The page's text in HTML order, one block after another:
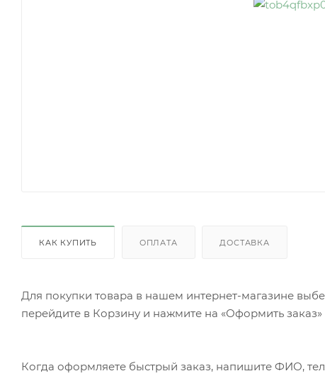
КАК КУПИТЬ ОПЛАТА ДОСТАВКА
Для покупки товара в нашем интернет-магазине
перейдите в Корзину и нажмите на «Оформить заказ»
Когда оформляете быстрый заказ, напишите ФИО,